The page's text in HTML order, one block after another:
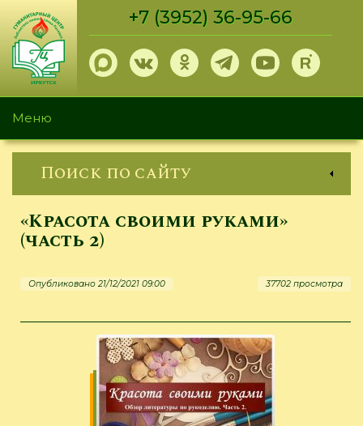
Перейти
основному
содержанию
+7 (3952) 36-95-66
Меню
Поиск по сайту
«Красота своими руками»
(часть 2)
Опубликовано 21/12/2021 09:00 37702 просмотра